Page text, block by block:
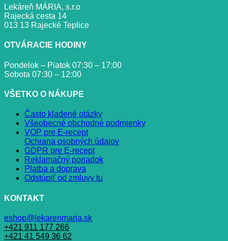
Lekáreň MÁRIA, s.r.o
Rajecká cesta 14
013 13 Rajecké Teplice
OTVÁRACIE HODINY
Pondelok – Piatok 07:30 – 17:00
Sobota 07:30 – 12:00
VŠETKO O NÁKUPE
Často kladené otázky
Všeobecné obchodné podmienky
VOP pre E-recept
Ochrana osobných údajov
GDPR pre E-recept
Reklamačný poriadok
Platba a doprava
Odstúpiť od zmluvy tu
KONTAKT
eshop@lekarenmaria.sk
+421 911 177 266
+421 41 549 36 62